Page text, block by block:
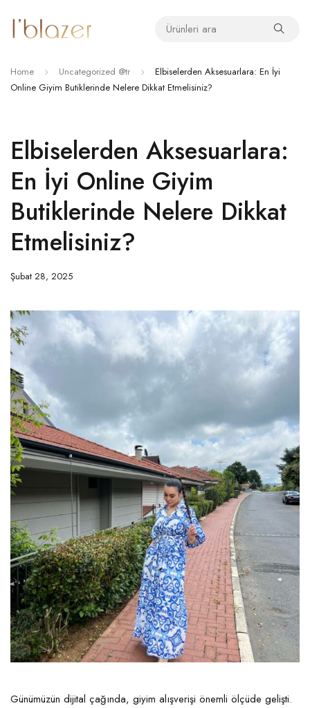
Home Uncategorized @tr
Elbiselerden Aksesuarlara: En İyi
Online Giyim Butiklerinde Nelere Dikkat Etmelisiniz?
Elbiselerden Aksesuarlara:
En İyi Online Giyim
Butiklerinde Nelere Dikkat
Etmelisiniz?
Şubat 28, 2025
Günümüzün dijital çağında, giyim alışverişi önemli ölçüde gelişti.